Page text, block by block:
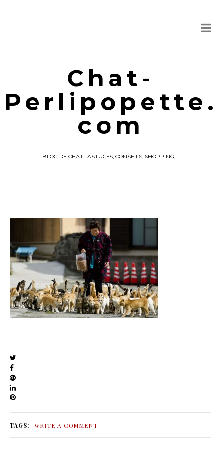
Chat-
Perlipopette.
com
BLOG DE CHAT : ASTUCES, CONSEILS, SHOPPING,…
TAGS: WRITE A COMMENT